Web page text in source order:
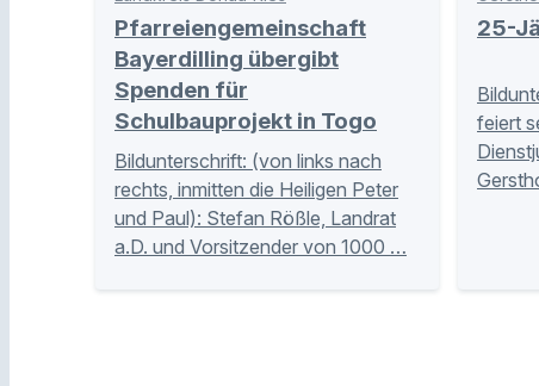
Pfarreiengemeinschaft
Bayerdilling übergibt
Spenden für
Schulbauprojekt in Togo
Bildunterschrift: (von links nach
rechts, inmitten die Heiligen Peter
und Paul): Stefan Rößle, Landrat
a.D. und Vorsitzender von 1000 …
25-
feiert